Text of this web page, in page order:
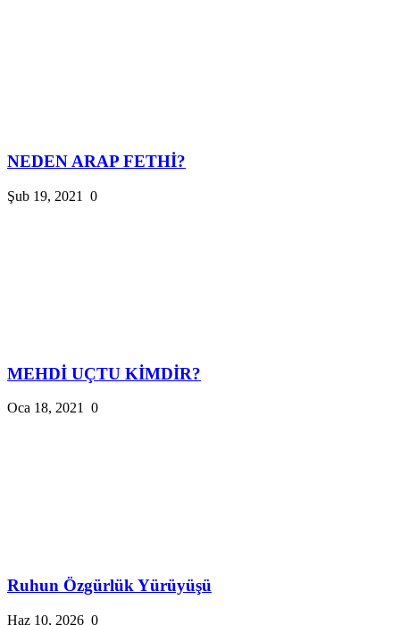
NEDEN ARAP FETHİ?
Şub 19, 2021 0
MEHDİ UÇTU KİMDİR?
Oca 18, 2021 0
Ruhun Özgürlük Yürüyüşü
Haz 10, 2026 0